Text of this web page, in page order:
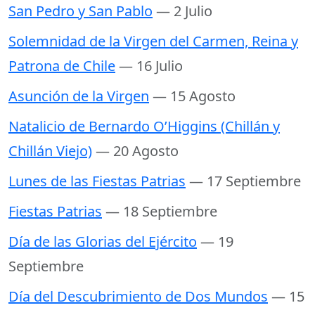
San Pedro y San Pablo — 2 Julio
Solemnidad de la Virgen del Carmen, Reina y
Patrona de Chile— 16 Julio
Asunción de la Virgen — 15 Agosto
Natalicio de Bernardo O’Higgins (Chillán y
Chillán Viejo)— 20 Agosto
Lunes de las Fiestas Patrias — 17 Septiembre
Fiestas Patrias — 18 Septiembre
Día de las Glorias del Ejército — 19
Septiembre
Día del Descubrimiento de Dos Mundos — 15